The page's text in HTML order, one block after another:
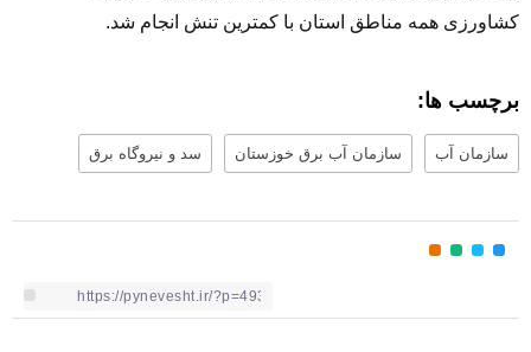
کشاورزی همه مناطق استان با کمترین تنش انجام شد.
برچسب ها:
سازمان آب سازمان آب برق خوزستان سد و نیروگاه برق